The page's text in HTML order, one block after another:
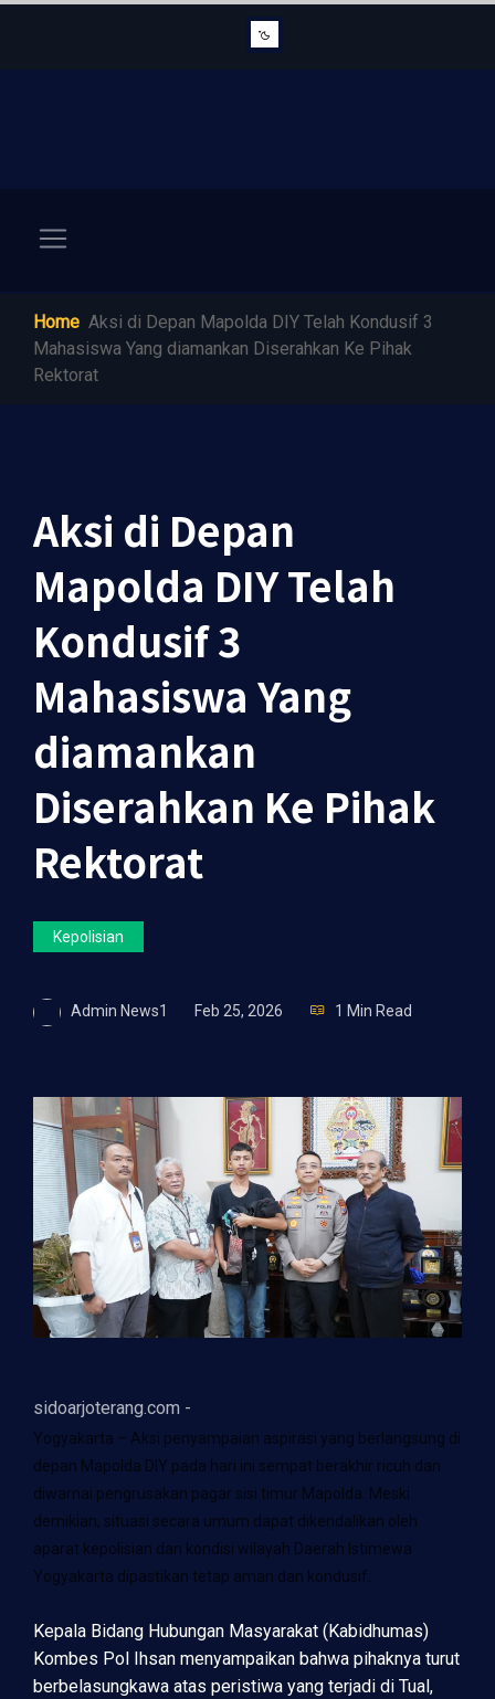
Home Aksi di Depan Mapolda DIY Telah Kondusif 3
Mahasiswa Yang diamankan Diserahkan Ke Pihak
Rektorat
Aksi di Depan
Mapolda DIY Telah
Kondusif 3
Mahasiswa Yang
diamankan
Diserahkan Ke Pihak
Rektorat
Kepolisian
Admin News1 Feb 25, 2026 1 Min Read
sidoarjoterang.com -
Yogyakarta – Aksi penyampaian aspirasi yang berlangsung di
depan Mapolda DIY pada hari ini sempat berakhir ricuh dan
diwarnai pengrusakan pagar sisi timur Mapolda. Meski
demikian, situasi secara umum dapat dikendalikan oleh
aparat kepolisian dan kondisi wilayah Daerah Istimewa
Yogyakarta dipastikan tetap aman dan kondusif.
Kepala Bidang Hubungan Masyarakat (Kabidhumas)
Kombes Pol Ihsan menyampaikan bahwa pihaknya turut
berbelasungkawa atas peristiwa yang terjadi di Tual,